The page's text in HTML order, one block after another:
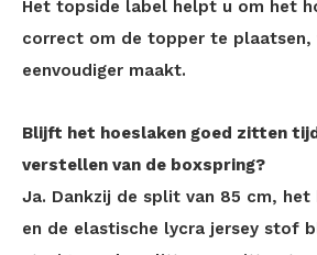
Het topside label helpt u om het
correct om de topper te plaatsen,
eenvoudiger maakt.
Blijft het hoeslaken goed zitten
verstellen van de boxspring?
Ja. Dankzij de split van 85 cm,
en de elastische lycra jersey stof